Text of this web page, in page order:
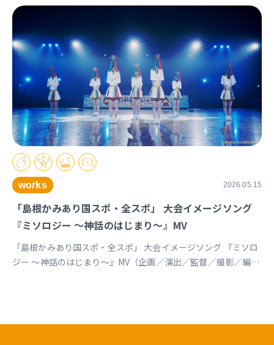
works 2026.05.15
「島根かみあり国スポ・全スポ」 大会イメージソング
『ミソロジー ～神話のはじまり～』MV
「島根かみあり国スポ・全スポ」 大会イメージソング 『ミソロ
ジー ～神話のはじまり～』MV（企画／演出／監督／撮影／編